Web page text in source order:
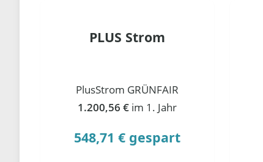
PLUS Strom
PlusStrom GRÜNFAIR
1.200,56 € im 1. Jahr
548,71 € gespart